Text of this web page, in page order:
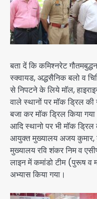
बता दें कि कमिश्नरेट
स्क्वायड, अद्धसैनिक बलो व
से निपटने के लिये मॉल,
वाले स्थानों पर मॉक ड्रिल
बजा कर मॉक ड्रिल किया
आदि स्थानो पर भी मॉक
आयुक्त मुख्यालय अजय कुमार,
मुख्यालय रवि शंकर निम व
लाइन में कमांडो टीम (पुरूष व
अभ्यास किया गया।